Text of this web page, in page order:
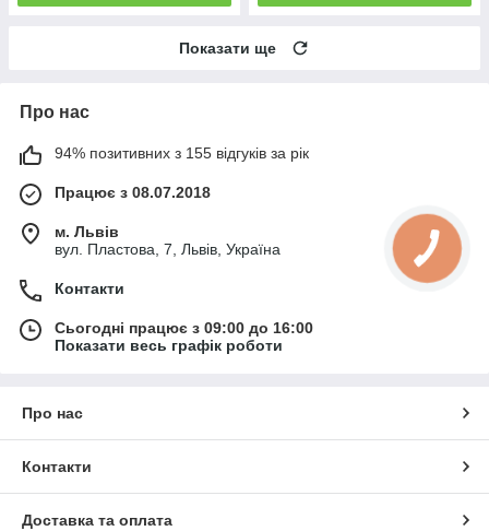
Показати ще
Про нас
94% позитивних з 155 відгуків за рік
Працює з 08.07.2018
м. Львів
вул. Пластова, 7, Львів, Україна
Контакти
Сьогодні працює з 09:00 до 16:00
Показати весь графік роботи
Про нас
Контакти
Доставка та оплата